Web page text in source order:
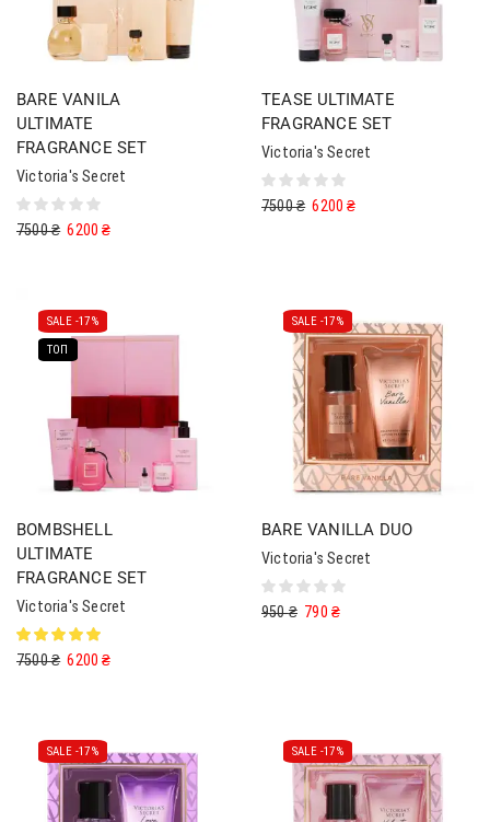
BARE VANILA
ULTIMATE
FRAGRANCE SET
Victoria's Secret
7500₴ 6200₴
TEASE ULTIMATE
FRAGRANCE SET
Victoria's Secret
7500₴ 6200₴
SALE -17%
ТОП
BOMBSHELL
ULTIMATE
FRAGRANCE SET
Victoria's Secret
7500₴ 6200₴
SALE -17%
BARE VANILLA DUO
Victoria's Secret
950₴ 790₴
SALE -17% SALE -17%